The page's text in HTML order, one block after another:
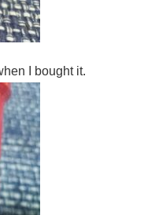
I bought it.